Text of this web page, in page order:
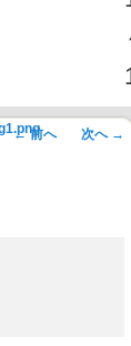
画像ナビゲ
← 前へ 次へ →